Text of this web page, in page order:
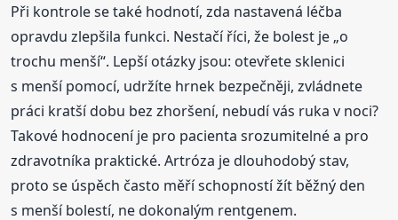
Při kontrole se také hodnotí, zda nastavená léčba
opravdu zlepšila funkci. Nestačí říci, že bolest je „o
trochu menší“. Lepší otázky jsou: otevřete sklenici
s menší pomocí, udržíte hrnek bezpečněji, zvládnete
práci kratší dobu bez zhoršení, nebudí vás ruka v noci?
Takové hodnocení je pro pacienta srozumitelné a pro
zdravotníka praktické. Artróza je dlouhodobý stav,
proto se úspěch často měří schopností žít běžný den
s menší bolestí, ne dokonalým rentgenem.